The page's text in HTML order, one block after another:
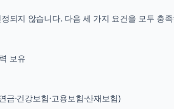
되지 않습니다. 다음 세 가지 요건을 모두 충
보유
금·건강보험·고용보험·산재보험)